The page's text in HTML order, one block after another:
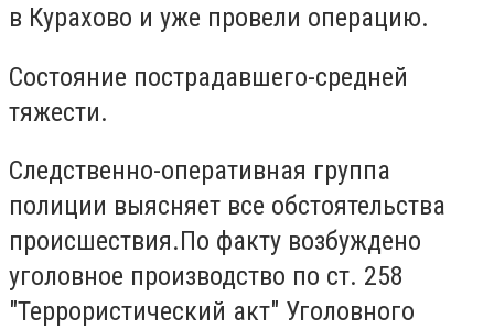
в Курахово и уже провели операцию.
Состояние пострадавшего-средней
тяжести.
Следственно-оперативная группа
полиции выясняет все обстоятельства
происшествия.По факту возбуждено
уголовное производство по ст. 258
"Террористический акт" Уголовного